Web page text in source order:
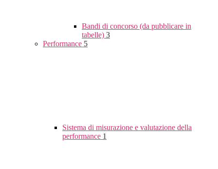
Bandi di concorso (da pubblicare in
tabelle) 3
Performance 5
Sistema di misurazione e valutazione della
performance 1